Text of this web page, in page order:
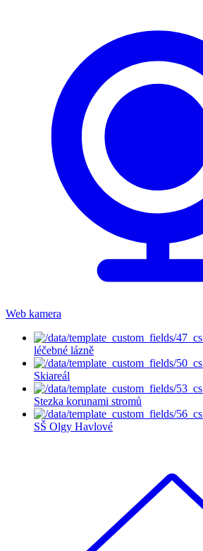
Web kamera
léčebné lázně
Skiareál
Stezka korunami stromů
SŠ Olgy Havlové